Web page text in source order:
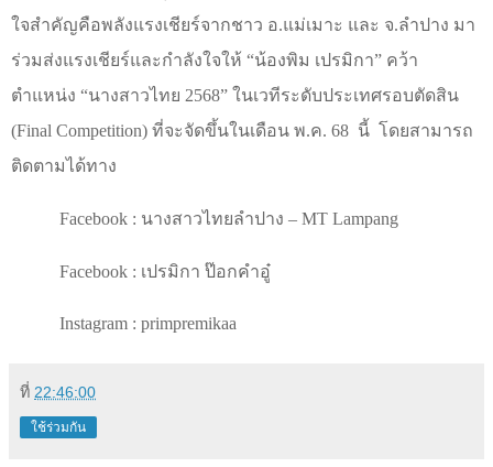
ใจสำคัญคือพลังแรงเชียร์จากชาว อ.แม่เมาะ และ จ.ลำปาง มา
ร่วมส่งแรงเชียร์และกำลังใจให้ “น้องพิม เปรมิกา” คว้า
ตำแหน่ง “นางสาวไทย 2568” ในเวทีระดับประเทศรอบตัดสิน
(Final Competition) ที่จะจัดขึ้นในเดือน พ.ค. 68 นี้ โดยสามารถ
ติดตามได้ทาง
Facebook : นางสาวไทยลำปาง – MT Lampang
Facebook : เปรมิกา ป๊อกคำอู๋
Instagram : primpremikaa
ที่ 22:46:00
ใช้ร่วมกัน